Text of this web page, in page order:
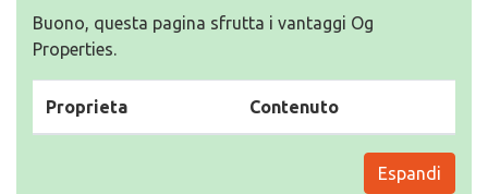
Buono, questa pagina sfrutta i vantaggi Og
Properties.
Proprieta Contenuto
Espandi